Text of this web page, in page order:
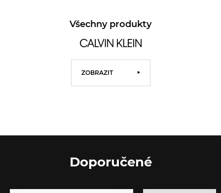
Všechny produkty
ZOBRAZIT
Doporučené